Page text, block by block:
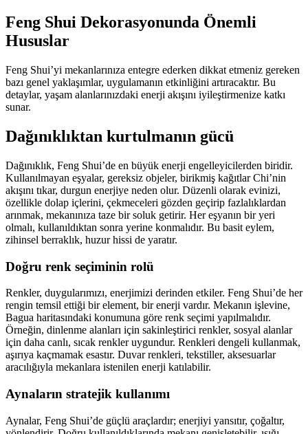
Feng Shui Dekorasyonunda Önemli
Hususlar
Feng Shui’yi mekanlarınıza entegre ederken dikkat etmeniz gereken
bazı genel yaklaşımlar, uygulamanın etkinliğini artıracaktır. Bu
detaylar, yaşam alanlarınızdaki enerji akışını iyileştirmenize katkı
sunar.
Dağınıklıktan kurtulmanın gücü
Dağınıklık, Feng Shui’de en büyük enerji engelleyicilerden biridir.
Kullanılmayan eşyalar, gereksiz objeler, birikmiş kağıtlar Chi’nin
akışını tıkar, durgun enerjiye neden olur. Düzenli olarak evinizi,
özellikle dolap içlerini, çekmeceleri gözden geçirip fazlalıklardan
arınmak, mekanınıza taze bir soluk getirir. Her eşyanın bir yeri
olmalı, kullanıldıktan sonra yerine konmalıdır. Bu basit eylem,
zihinsel berraklık, huzur hissi de yaratır.
Doğru renk seçiminin rolü
Renkler, duygularımızı, enerjimizi derinden etkiler. Feng Shui’de her
rengin temsil ettiği bir element, bir enerji vardır. Mekanın işlevine,
Bagua haritasındaki konumuna göre renk seçimi yapılmalıdır.
Örneğin, dinlenme alanları için sakinleştirici renkler, sosyal alanlar
için daha canlı, sıcak renkler uygundur. Renkleri dengeli kullanmak,
aşırıya kaçmamak esastır. Duvar renkleri, tekstiller, aksesuarlar
aracılığıyla mekanlara istenilen enerji katılabilir.
Aynaların stratejik kullanımı
Aynalar, Feng Shui’de güçlü araçlardır; enerjiyi yansıtır, çoğaltır,